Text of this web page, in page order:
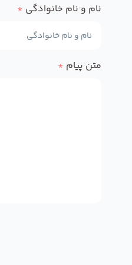
نام و نام خانوادگی *
متن پیام *